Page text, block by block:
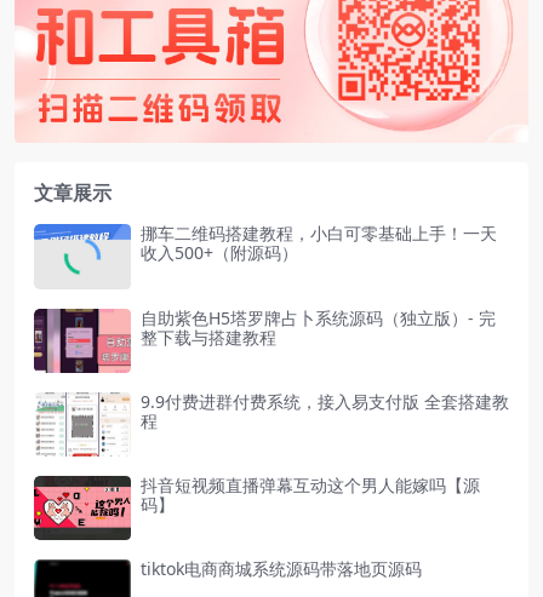
文章展示
挪车二维码搭建教程，小白可零基础上手！一天
收入500+（附源码）
自助紫色H5塔罗牌占卜系统源码（独立版）- 完
整下载与搭建教程
9.9付费进群付费系统，接入易支付版 全套搭建教
程
抖音短视频直播弹幕互动这个男人能嫁吗【源
码】
tiktok电商商城系统源码带落地页源码